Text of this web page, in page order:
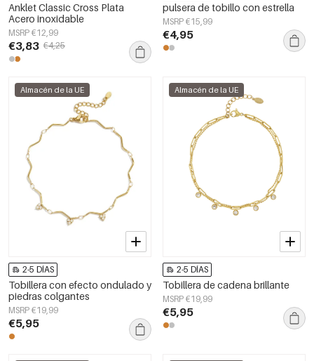
Anklet Classic Cross Plata
Acero inoxidable
MSRP €12,99
€3,83 €4,25
pulsera de tobillo con estrella
MSRP €15,99
€4,95
Almacén de la UE
2-5 DÍAS
Tobillera con efecto ondulado y
piedras colgantes
MSRP €19,99
€5,95
Almacén de la UE
2-5 DÍAS
Tobillera de cadena brillante
MSRP €19,99
€5,95